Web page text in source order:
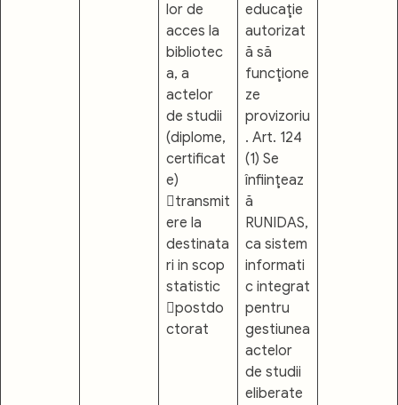
lor de
acces la
bibliotec
a, a
actelor
de studii
(diplome,
certificat
e)
transmit
ere la
destinata
ri in scop
statistic
postdo
ctorat
educaţie
autorizat
ă să
funcţione
ze
provizoriu
. Art. 124
(1) Se
înfiinţeaz
ă
RUNIDAS,
ca sistem
informati
c integrat
pentru
gestiunea
actelor
de studii
eliberate